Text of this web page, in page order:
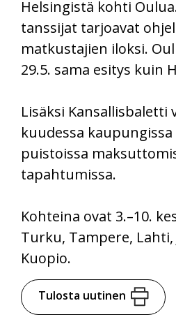
Helsingistä kohti
tanssijat tarjoavat
matkustajien iloksi.
29.5. sama esitys kuin
Lisäksi Kansallisbaletti
kuudessa
puistoissa
tapahtumissa.
Kohteina ovat 3.–10.
Turku, Tampere, Lahti,
Kuopio.
Tulosta uutinen